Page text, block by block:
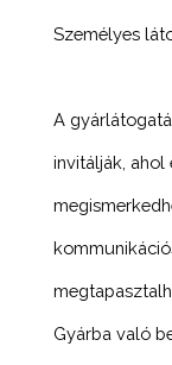
Személyes
A
invitálják, ahol
Gyárba való